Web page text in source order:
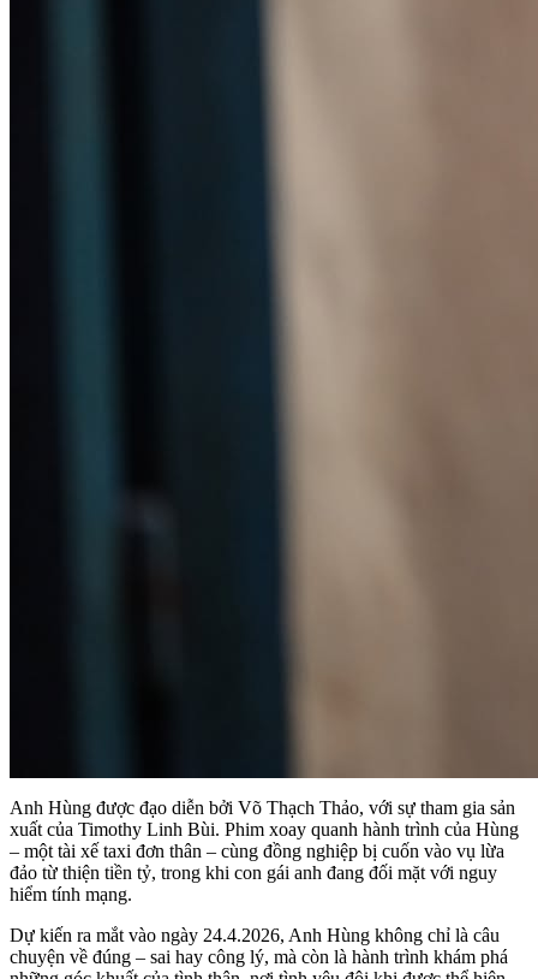
Anh Hùng được đạo diễn bởi Võ Thạch Thảo, với sự tham gia sản
xuất của Timothy Linh Bùi. Phim xoay quanh hành trình của Hùng
– một tài xế taxi đơn thân – cùng đồng nghiệp bị cuốn vào vụ lừa
đảo từ thiện tiền tỷ, trong khi con gái anh đang đối mặt với nguy
hiểm tính mạng.
Dự kiến ra mắt vào ngày 24.4.2026, Anh Hùng không chỉ là câu
chuyện về đúng – sai hay công lý, mà còn là hành trình khám phá